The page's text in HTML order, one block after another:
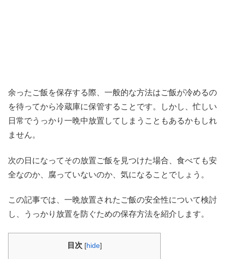
余ったご飯を保存する際、一般的な方法はご飯が冷めるの
を待ってから冷蔵庫に保管することです。しかし、忙しい
日常でうっかり一晩中放置してしまうこともあるかもしれ
ません。
次の日になってその放置ご飯を見つけた場合、食べても安
全なのか、腐っていないのか、気になることでしょう。
この記事では、一晩放置されたご飯の安全性について検討
し、うっかり放置を防ぐための保存方法を紹介します。
目次 [hide]